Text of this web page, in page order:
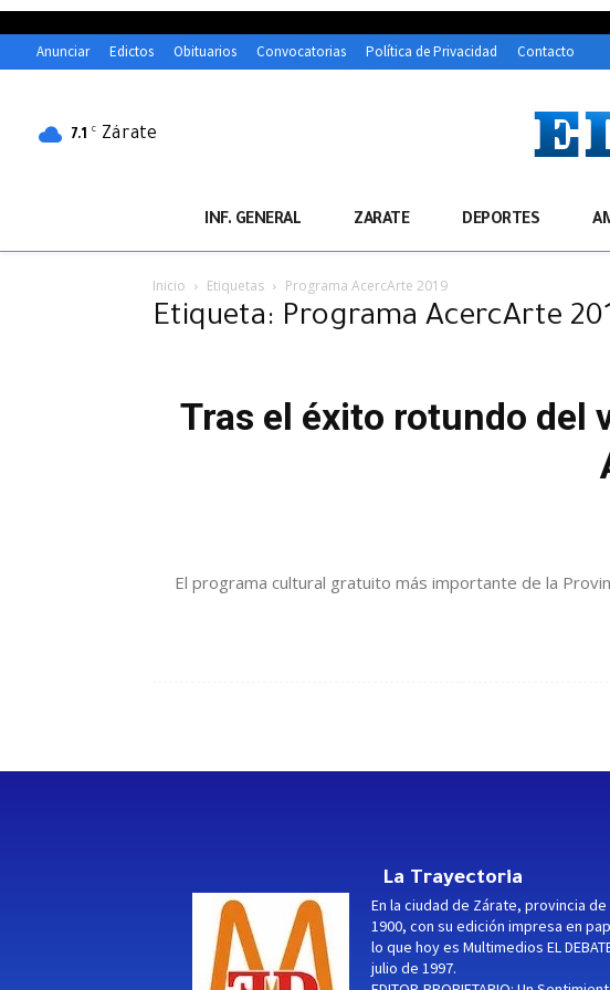
Anunciar Edictos Obituarios Convocatorias Política de Privacidad Contacto
7.1 C Zárate
INF. GENERAL ZARATE DEPORTES
Inicio Etiquetas Programa AcercArte 2019
Etiqueta: Programa AcercArte
Tras el éxito rotundo del
El programa cultural gratuito más importante de la
La Trayectoria
En la ciudad de Zárate, provincia
1900, con su edición impresa en
lo que hoy es Multimedios EL
julio de 1997.